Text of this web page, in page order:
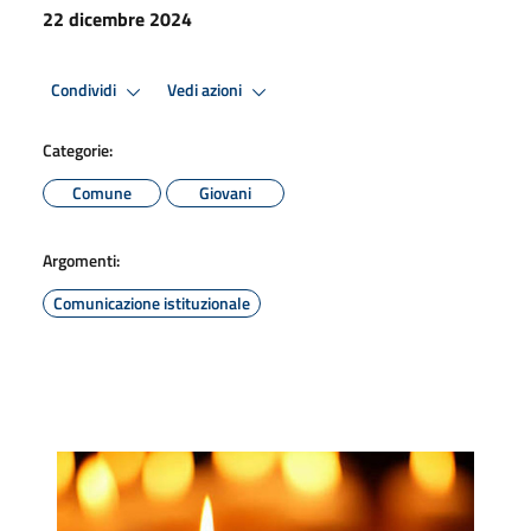
22 dicembre 2024
Condividi Vedi azioni
Categorie:
Comune
Giovani
Argomenti:
Comunicazione istituzionale